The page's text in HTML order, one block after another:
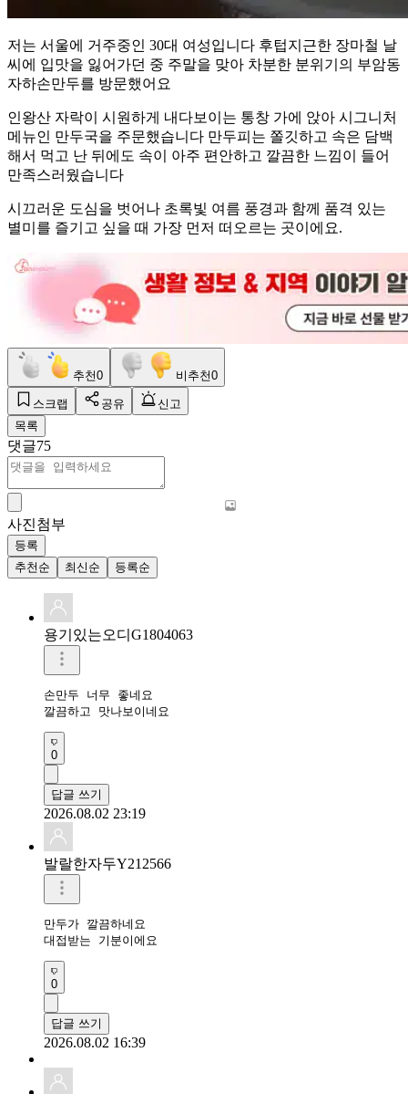
저는 서울에 거주중인 30대 여성입니다 후텁지근한 장마철 날
씨에 입맛을 잃어가던 중 주말을 맞아 차분한 분위기의 부암동
자하손만두를 방문했어요
인왕산 자락이 시원하게 내다보이는 통창 가에 앉아 시그니처
메뉴인 만두국을 주문했습니다 만두피는 쫄깃하고 속은 담백
해서 먹고 난 뒤에도 속이 아주 편안하고 깔끔한 느낌이 들어
만족스러웠습니다
시끄러운 도심을 벗어나 초록빛 여름 풍경과 함께 품격 있는
별미를 즐기고 싶을 때 가장 먼저 떠오르는 곳이에요.
추천0 비추천0
스크랩 공유
신고
목록
댓글75
사진첨부
등록
추천순
최신순 등록순
용기있는오디G1804063
손만두 너무 좋네요
깔끔하고 맛나보이네요
0
답글 쓰기
2026.08.02 23:19
발랄한자두Y212566
만두가 깔끔하네요
대접받는 기분이에요
0
답글 쓰기
2026.08.02 16:39